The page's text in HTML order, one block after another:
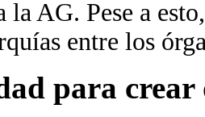
la AG. Pese a
entre los
para crear